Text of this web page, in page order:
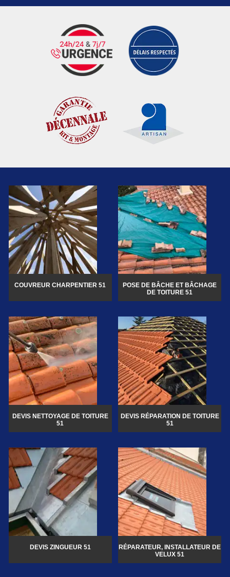
COUVREUR CHARPENTIER 51
POSE DE BÂCHE ET BÂCHAGE
DE TOITURE 51
DEVIS NETTOYAGE DE TOITURE
51
DEVIS RÉPARATION DE TOITURE
51
DEVIS ZINGUEUR 51
RÉPARATEUR, INSTALLATEUR DE
VELUX 51